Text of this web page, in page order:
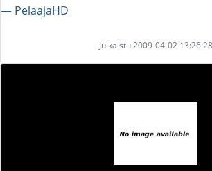
― PelaajaHD
Julkaistu 2009-04-02